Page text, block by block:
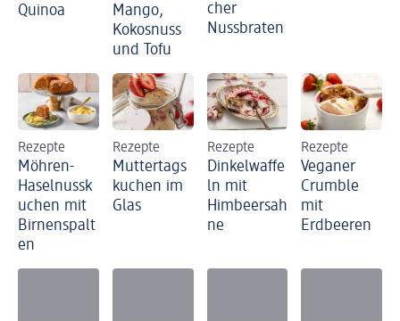
Quinoa
Mango,
Kokosnuss
und Tofu
cher
Nussbraten
Rezepte
Möhren-
Haselnussk
uchen mit
Birnenspalt
en
Rezepte
Muttertags
kuchen im
Glas
Rezepte
Dinkelwaffe
ln mit
Himbeersah
ne
Rezepte
Veganer
Crumble
mit
Erdbeeren